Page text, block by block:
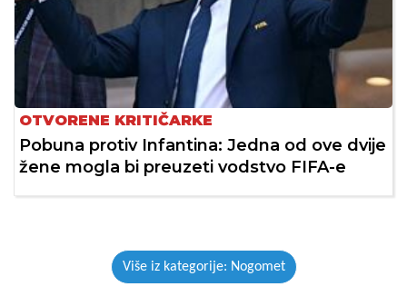
OTVORENE KRITIČARKE
Pobuna protiv Infantina: Jedna od ove dvije
žene mogla bi preuzeti vodstvo FIFA-e
Više iz kategorije: Nogomet